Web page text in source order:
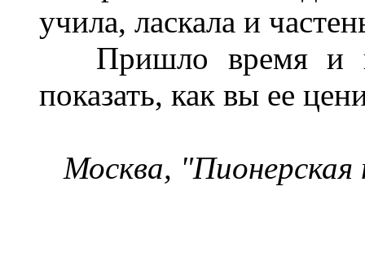
учила, ласкала и
Пришло время и
показать, как вы ее
Москва, "Пионерская